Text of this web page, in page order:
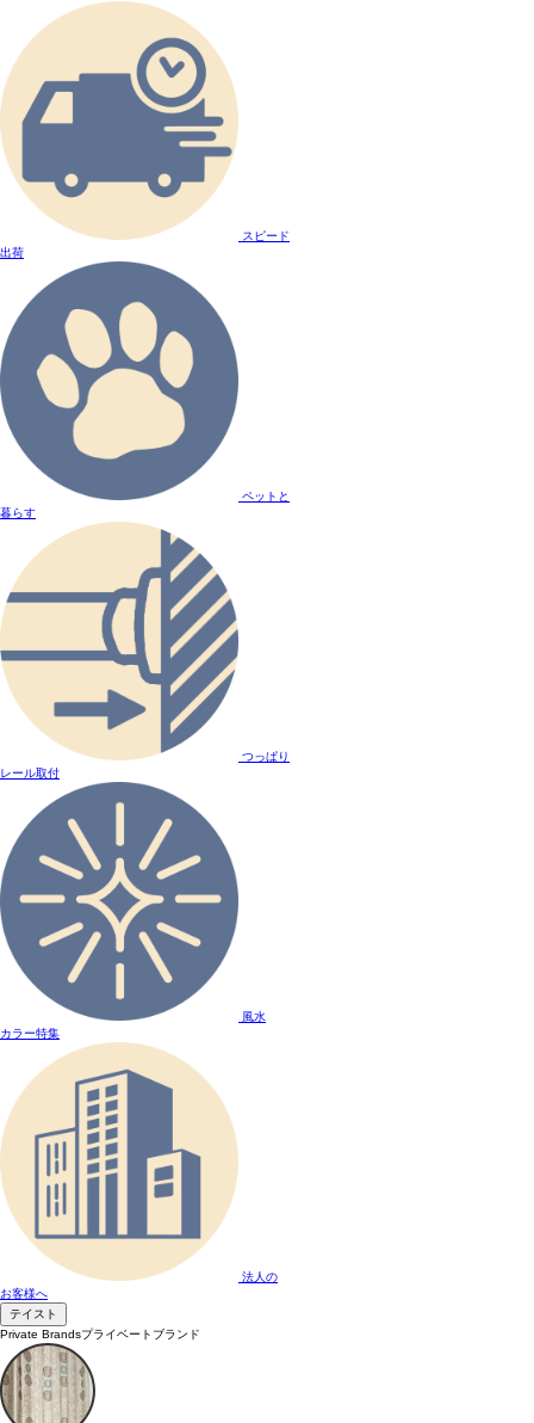
スピード
出荷
ペットと
暮らす
つっぱり
レール取付
風水
カラー特集
法人の
お客様へ
テイスト
Private Brandsプライベートブランド